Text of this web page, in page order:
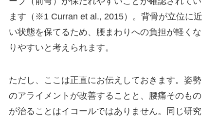
ます（※1 Curran et al., 2015）。背骨が立位に近
い状態を保てるため、腰まわりへの負担が軽くな
りやすいと考えられます。
ただし、ここは正直にお伝えしておきます。姿勢
のアライメントが改善することと、腰痛そのもの
が治ることはイコールではありません。同じ研究